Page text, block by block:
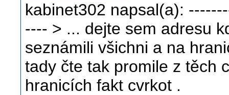
kabinet302 napsal(a):
---- > ... dejte sem adresu
seznámili všichni a na
tady čte tak promile z těch
hranicích fakt cvrkot .